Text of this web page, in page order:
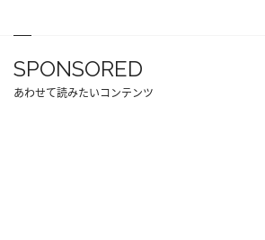
SPONSORED
あわせて読みたいコンテンツ